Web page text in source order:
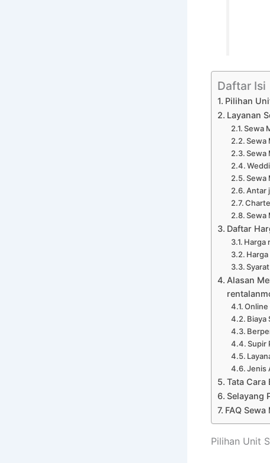
Daftar Isi
Pilihan
Layanan
Sewa
Sewa
Sewa
Sewa
Antar
Sewa
Daftar
Harga
Alasan
Online
Biaya
Supir
Jenis
Tata Cara
Selayang
FAQ
Pilihan Unit